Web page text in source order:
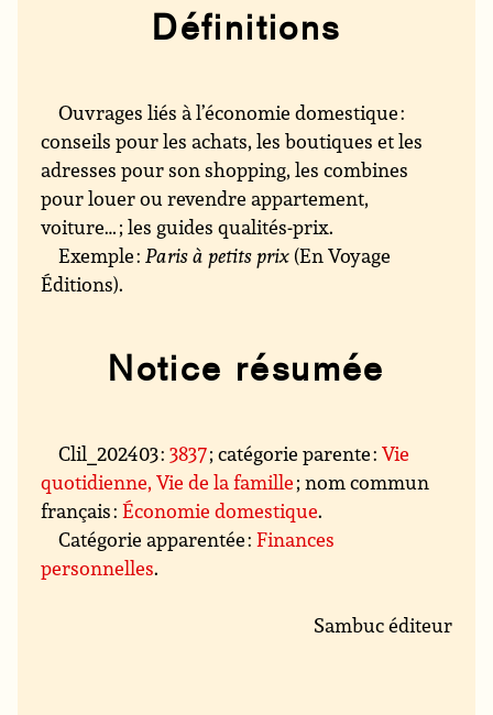
Définitions
Ouvrages liés à l’économie domestique :
conseils pour les achats, les boutiques et les
adresses pour son shopping, les combines
pour louer ou revendre appartement,
voiture… ; les guides qualités-prix.
Exemple : Paris à petits prix (En Voyage
Éditions).
Notice résumée
Clil_202403 :3837; catégorie parente :Vie
quotidienne, Vie de la famille; nom commun
français :Économie domestique.
Catégorie apparentée :Finances
personnelles.
Sambuc éditeur